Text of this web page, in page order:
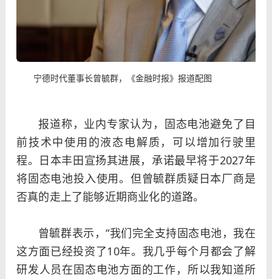
宁德时代董事长曾毓群，《金融时报》报道配图
报道称，业内专家认为，固态电池避免了目
前技术中使用的液态电解质，可以增加行驶里
程。日本丰田宣扬其进展，承诺最早将于2027年
将固态电池投入使用。但曾毓群质疑日本厂商是
否真的走上了能够近期商业化的道路。
曾毓群表示，“我们完全支持固态电池，我在
这方面已经投资了10年。我几乎每个月都会了解
研发人员在固态电池方面的工作，所以我知道所